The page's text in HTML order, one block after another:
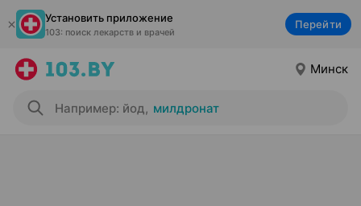
Установить приложение
103: поиск лекарств и врачей
Перейти
Минск
Например: йод, милдронат